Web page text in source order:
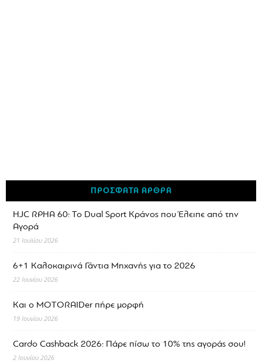
ΠΡΟΣΦΑΤΑ ΑΡΘΡΑ
HJC RPHA 60: Το Dual Sport Κράνος που Έλειπε από την
Αγορά
21 Ιουλίου 2026
6+1 Καλοκαιρινά Γάντια Μηχανής για το 2026
22 Ιουνίου 2026
Και ο MOTORAIDer πήρε μορφή
19 Ιουνίου 2026
Cardo Cashback 2026: Πάρε πίσω το 10% της αγοράς σου!
2 Ιουνίου 2026